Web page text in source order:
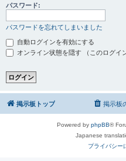
パスワード:
パスワードを忘れてしまいました
自動ログインを有効にする
オンライン状態を隠す （このログイ
掲示板トップ 掲示板
Powered by phpBB®
Japanese
プライバシー